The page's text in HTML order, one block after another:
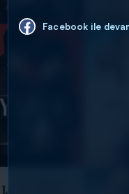
Facebook ile